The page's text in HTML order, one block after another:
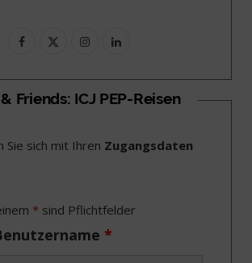
F
c
b
o
k
T
i
t
e
I
s
a
r
a
L
n
e
I
Friends: ICJ PEP-Reisen
Sie sich mit Ihren Zugangsdaten
* sind Pflichtfelder
*